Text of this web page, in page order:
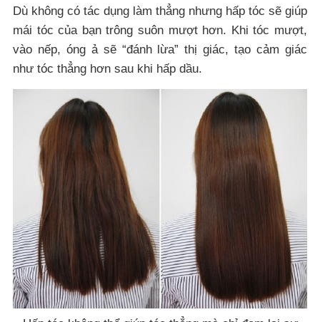
Dù không có tác dụng làm thẳng nhưng hấp tóc sẽ giúp
mái tóc của bạn trông suôn mượt hơn. Khi tóc mượt,
vào nếp, óng ả sẽ “đánh lừa” thị giác, tạo cảm giác
như tóc thẳng hơn sau khi hấp dầu.